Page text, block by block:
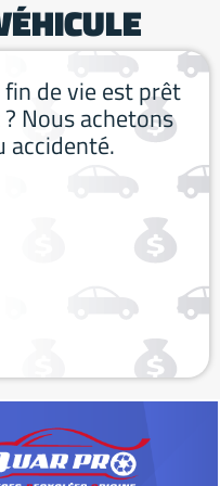
de vie est prêt
Nous achetons
accidenté.